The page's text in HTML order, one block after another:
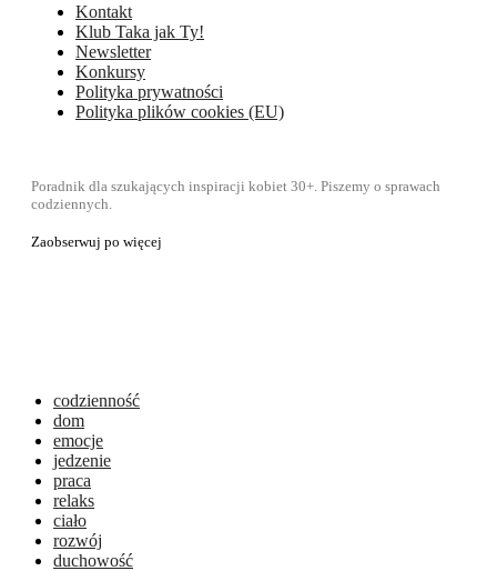
Kontakt
Klub Taka jak Ty!
Newsletter
Konkursy
Polityka prywatności
Polityka plików cookies (EU)
Poradnik dla szukających inspiracji kobiet 30+. Piszemy o sprawach
codziennych.
Zaobserwuj po więcej
codzienność
dom
emocje
jedzenie
praca
relaks
ciało
rozwój
duchowość